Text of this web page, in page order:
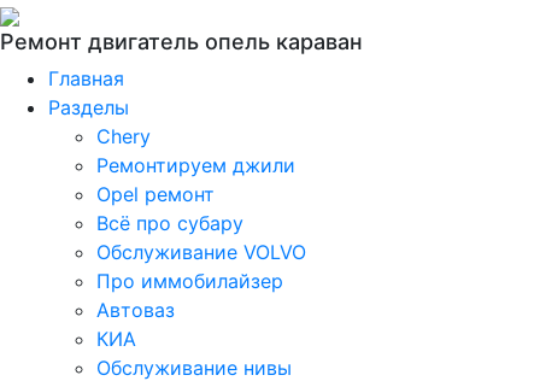
Ремонт двигатель опель караван
Главная
Разделы
Chery
Ремонтируем джили
Opel ремонт
Всё про субару
Обслуживание VOLVO
Про иммобилайзер
Автоваз
КИА
Обслуживание нивы